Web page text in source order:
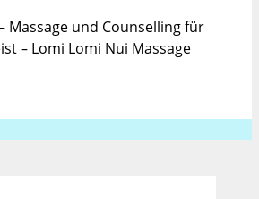
Massage und Counselling für
– Lomi Lomi Nui Massage